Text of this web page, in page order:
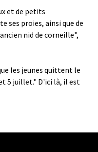
et de petits
ses proies, ainsi que de
nid de corneille",
les jeunes quittent le
5 juillet." D'ici là, il est